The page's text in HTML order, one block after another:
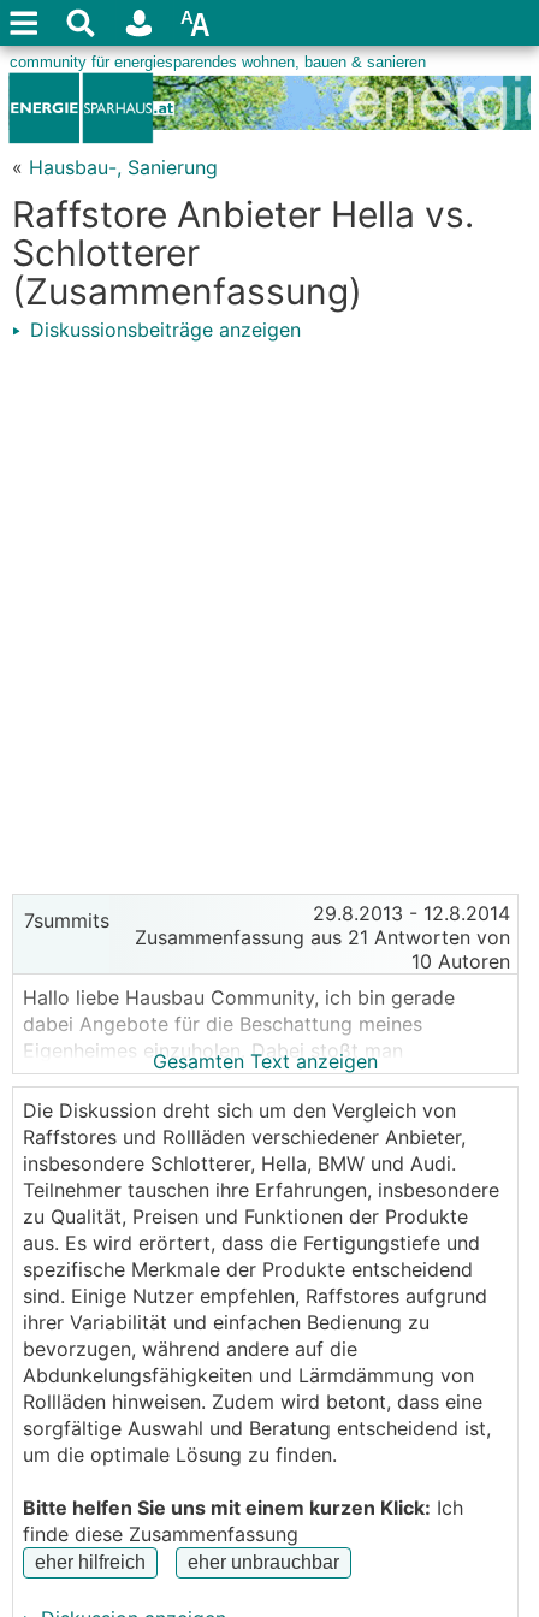
« Hausbau-, Sanierung
Raffstore Anbieter Hella vs.
Schlotterer
(Zusammenfassung)
Diskussionsbeiträge anzeigen
7summits 29.8.2013 - 12.8.2014
Zusammenfassung aus 21 Antworten von
10 Autoren
Hallo liebe Hausbau Community, ich bin gerade
dabei Angebote für die Beschattung meines
Eigenheimes einzuholen. Dabei stoßt man
unweigerlich auf 2 Anbieter im Internet - Hella und
Schlotterer. Hat jemand von euch Erfahrungen mit
diesen 2 Anbietern gemacht. Wenn ja hätte ich
folgende Fragen:
Gibt es Qualitätsunterschiede zwischen den 2
Anbietern?
Wie groß ist der Preisunterschied zwischen den 2
Anbietern?
Gibt es einen qualitativen Support, sollte die
Beschattung einmal nicht funktionieren?
Gesamten Text anzeigen
Die Diskussion dreht sich um den Vergleich von
Raffstores und Rollläden verschiedener Anbieter,
insbesondere Schlotterer, Hella, BMW und Audi.
Teilnehmer tauschen ihre Erfahrungen, insbesondere
zu Qualität, Preisen und Funktionen der Produkte
aus. Es wird erörtert, dass die Fertigungstiefe und
spezifische Merkmale der Produkte entscheidend
sind. Einige Nutzer empfehlen, Raffstores aufgrund
ihrer Variabilität und einfachen Bedienung zu
bevorzugen, während andere auf die
Abdunkelungsfähigkeiten und Lärmdämmung von
Rollläden hinweisen. Zudem wird betont, dass eine
sorgfältige Auswahl und Beratung entscheidend ist,
um die optimale Lösung zu finden.
Bitte helfen Sie uns mit einem kurzen Klick: Ich
finde diese Zusammenfassung